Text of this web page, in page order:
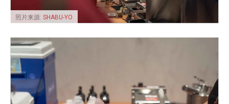
照片来源: SHABU-YO